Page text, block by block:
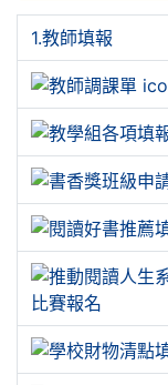
1.教師填報
比賽報名